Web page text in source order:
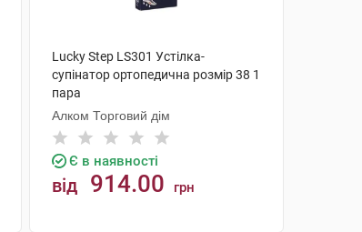
Lucky Step LS301 Устілка-
супінатор ортопедична розмір 38 1
пара
Алком Торговий дім
Є в наявності
від 914.00 грн